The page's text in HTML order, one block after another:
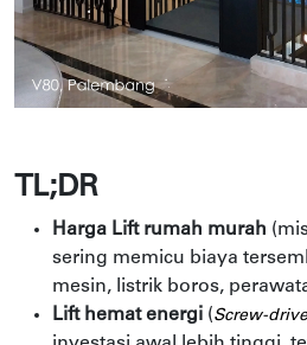
TL;DR
Harga Lift rumah murah
sering memicu biaya
mesin, listrik boros,
Lift hemat energi (Screw-